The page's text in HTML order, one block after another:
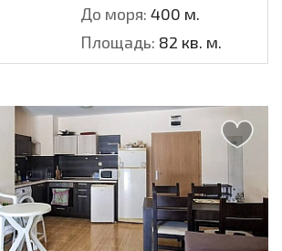
До моря: 400 м.
Площадь: 82 кв. м.